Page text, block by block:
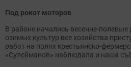
Под рокот моторов
В районе начались весенне-
озимых культур все хозяйства
работ на полях крестьянско-
«Сулейманов» наблюдала и наша